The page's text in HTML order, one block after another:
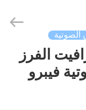
الجرافيت الفرز
فيبرو